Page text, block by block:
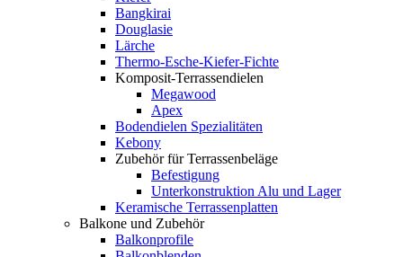
Bangkirai
Douglasie
Lärche
Thermo-Esche-Kiefer-Fichte
Komposit-Terrassendielen
Megawood
Apex
Bodendielen Spezialitäten
Kebony
Zubehör für Terrassenbeläge
Befestigung
Unterkonstruktion Alu und Lager
Keramische Terrassenplatten
Balkone und Zubehör
Balkonprofile